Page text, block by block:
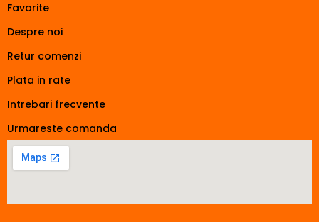
Favorite
Despre noi
Retur comenzi
Plata in rate
Intrebari frecvente
Urmareste comanda